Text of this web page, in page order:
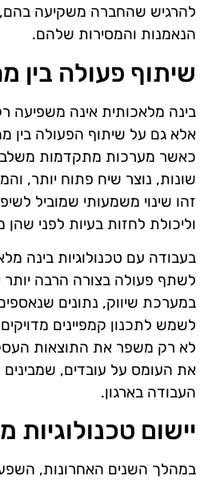
להרגיש שהחברה משקיעה
הנאמנות והמסירות שלהם.
שיתוף פעולה בין
בינה מלאכותית אינה משפיעה
אלא גם על שיתוף הפעולה בין
כאשר מערכות מתקדמות
שונות, נוצר שיח פתוח יותר,
זהו שינוי משמעותי שמוביל
וליכולת לחזות בעיות לפני שהן
בעבודה עם טכנולוגיות בינה
לשתף פעולה בצורה הרבה יותר
במערכת שיווק, נתונים
לשמש לתכנון קמפיינים
לא רק משפר את התוצאות
את העומס על עובדים, שמבינים
העבודה בארגון.
יישום
במהלך השנים האחרונות,